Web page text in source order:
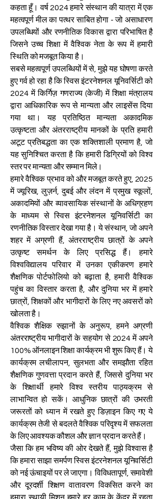
कहता हूँ। वर्ष 2024 हमारे संस्थान की यात्रा में एक
महत्वपूर्ण मील का पत्थर साबित होगा - जो असाधारण
उपलब्धियों और रणनीतिक विकास द्वारा परिभाषित है
जिसने उच्च शिक्षा में वैश्विक नेता के रूप में हमारी
स्थिति को मजबूत किया है।
सबसे महत्वपूर्ण उपलब्धियों में से, मुझे यह घोषणा करते
हुए गर्व हो रहा है कि स्विस इंटरनेशनल यूनिवर्सिटी को
2024 में किर्गिज़ गणराज्य (केजी) में शिक्षा मंत्रालय
द्वारा आधिकारिक रूप से मान्यता और लाइसेंस दिया
गया था। यह प्रतिष्ठित मान्यता अकादमिक
उत्कृष्टता और अंतरराष्ट्रीय मानकों के प्रति हमारी
अटूट प्रतिबद्धता का एक शक्तिशाली प्रमाण है, जो
यह सुनिश्चित करता है कि हमारी डिग्रियों को विश्व
स्तर पर मान्यता और सम्मान मिले।
हमारे वैश्विक प्रभाव को और मजबूत करते हुए, 2025
में ज्यूरिख, लुज़र्न, दुबई और लंदन में प्रमुख स्कूलों,
अकादमियों और व्यावसायिक संस्थानों के अधिग्रहण
के माध्यम से स्विस इंटरनेशनल यूनिवर्सिटी का
रणनीतिक विस्तार देखा गया है। ये संस्थान, जो अपने
शहर में अग्रणी हैं, अंतरराष्ट्रीय छात्रों के अपने
उत्कृष्ट समर्थन के लिए प्रसिद्ध हैं। हमारे
विश्वविद्यालय परिवार में उनका एकीकरण हमारे
शैक्षणिक पोर्टफोलियो को बढ़ाता है, हमारी वैश्विक
पहुंच का विस्तार करता है, और दुनिया भर में हमारे
छात्रों, शिक्षकों और भागीदारों के लिए नए अवसरों को
खोलता है।
वैश्विक शैक्षिक रुझानों के अनुरूप, हमने अग्रणी
अंतरराष्ट्रीय भागीदारों के सहयोग से 2024 में अपने
100% ऑनलाइन शिक्षा कार्यक्रम भी शुरू किए हैं। ये
कार्यक्रम लचीलापन, सुलभता और समझौता रहित
शैक्षणिक गुणवत्ता प्रदान करते हैं, जिससे दुनिया भर
के शिक्षार्थी हमारे विश्व स्तरीय पाठ्यक्रम से
लाभान्वित हो सकें। आधुनिक छात्रों की उभरती
जरूरतों को ध्यान में रखते हुए डिज़ाइन किए गए ये
कार्यक्रम तेजी से बदलते वैश्विक परिदृश्य में सफलता
के लिए आवश्यक कौशल और ज्ञान प्रदान करते हैं।
जैसा कि हम भविष्य की ओर देखते हैं, मुझे विश्वास है
कि हमारा साझा समर्पण स्विस इंटरनेशनल यूनिवर्सिटी
को नई ऊंचाइयों पर ले जाएगा। विविधतापूर्ण, समावेशी
और दूरदर्शी शिक्षण वातावरण विकसित करने का